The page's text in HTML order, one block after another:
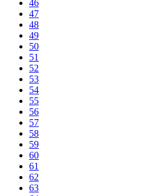
46
47
48
49
50
51
52
53
54
55
56
57
58
59
60
61
62
63